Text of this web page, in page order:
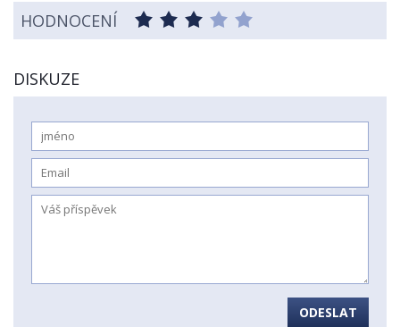
HODNOCENÍ
DISKUZE
ODESLAT